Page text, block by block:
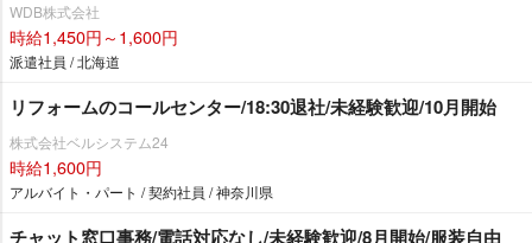
WDB株式会社
時給1,450円～1,600円
派遣社員 / 北海道
リフォームのコールセンター/18:30退社/未経験歓迎/10月開始
株式会社ベルシステム24
時給1,600円
アルバイト・パート / 契約社員 / 神奈川県
チャット窓口事務/電話対応なし/未経験歓迎/8月開始/服装自由